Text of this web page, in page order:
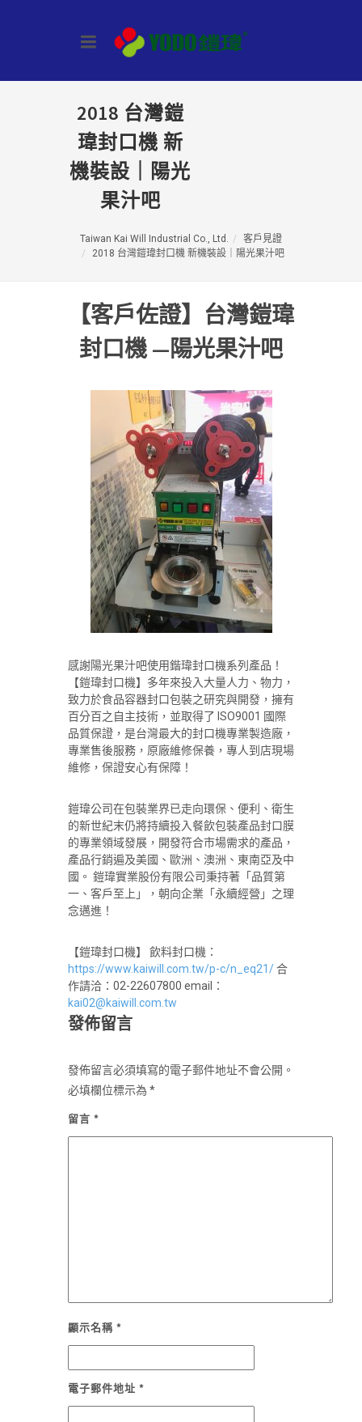
2018 台灣鎧
瑋封口機 新
機裝設｜陽光
果汁吧
Taiwan Kai Will Industrial Co., Ltd.
客戶見證
2018 台灣鎧瑋封口機 新機裝設｜陽光果汁吧
【客戶佐證】台灣鎧瑋
封口機 —陽光果汁吧
感謝陽光果汁吧使用鍇瑋封口機系列產品！
【鎧瑋封口機】多年來投入大量人力、物力，
致力於食品容器封口包裝之研究與開發，擁有
百分百之自主技術，並取得了 ISO9001 國際
品質保證，是台灣最大的封口機專業製造廠，
專業售後服務，原廠維修保養，專人到店現場
維修，保證安心有保障！
鎧瑋公司在包裝業界已走向環保、便利、衛生
的新世紀末仍將持續投入餐飲包裝產品封口膜
的專業領域發展，開發符合市場需求的產品，
產品行銷遍及美國、歐洲、澳洲、東南亞及中
國。 鎧瑋實業股份有限公司秉持著「品質第
一、客戶至上」，朝向企業「永續經營」之理
念邁進！
【鎧瑋封口機】 飲料封口機：
https://www.kaiwill.com.tw/p-c/n_eq21/合
作請洽：02-22607800 email：
kai02@kaiwill.com.tw
發佈留言
發佈留言必須填寫的電子郵件地址不會公開。
必填欄位標示為 *
留言 *
顯示名稱 *
電子郵件地址 *